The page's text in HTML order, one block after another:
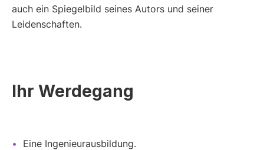
auch ein Spiegelbild seines Autors und seiner
Leidenschaften.
Ihr Werdegang
Eine Ingenieurausbildung.